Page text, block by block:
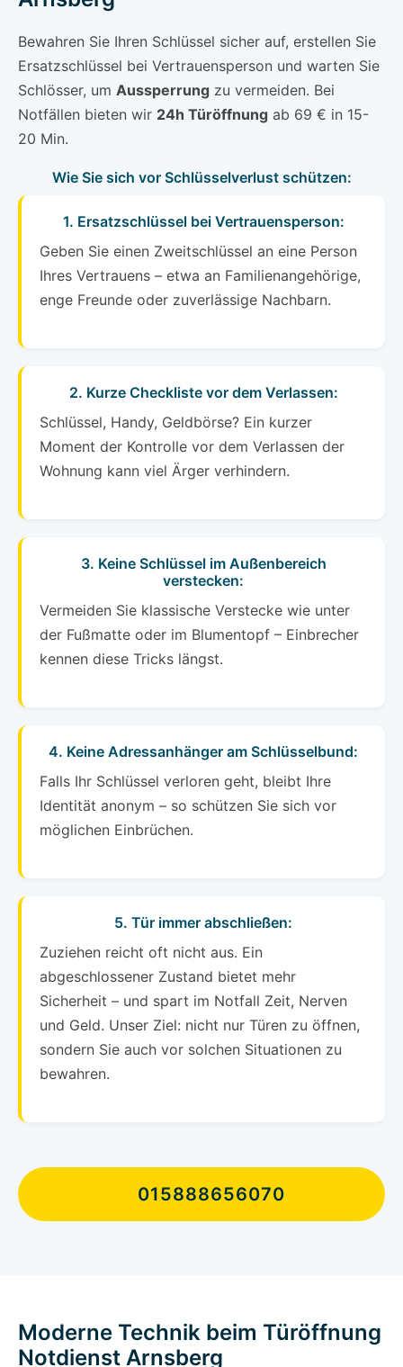
Bewahren Sie Ihren Schlüssel sicher auf, erstellen Sie
Ersatzschlüssel bei Vertrauensperson und warten Sie
Schlösser, um Aussperrung zu vermeiden. Bei
Notfällen bieten wir 24h Türöffnung ab 69 € in 15-
20 Min.
Wie Sie sich vor Schlüsselverlust schützen:
1. Ersatzschlüssel bei Vertrauensperson:
Geben Sie einen Zweitschlüssel an eine Person
Ihres Vertrauens – etwa an Familienangehörige,
enge Freunde oder zuverlässige Nachbarn.
2. Kurze Checkliste vor dem Verlassen:
Schlüssel, Handy, Geldbörse? Ein kurzer
Moment der Kontrolle vor dem Verlassen der
Wohnung kann viel Ärger verhindern.
3. Keine Schlüssel im Außenbereich
verstecken:
Vermeiden Sie klassische Verstecke wie unter
der Fußmatte oder im Blumentopf – Einbrecher
kennen diese Tricks längst.
4. Keine Adressanhänger am Schlüsselbund:
Falls Ihr Schlüssel verloren geht, bleibt Ihre
Identität anonym – so schützen Sie sich vor
möglichen Einbrüchen.
5. Tür immer abschließen:
Zuziehen reicht oft nicht aus. Ein
abgeschlossener Zustand bietet mehr
Sicherheit – und spart im Notfall Zeit, Nerven
und Geld. Unser Ziel: nicht nur Türen zu öffnen,
sondern Sie auch vor solchen Situationen zu
bewahren.
015888656070
Moderne Technik beim Türöffnung
Notdienst Arnsberg